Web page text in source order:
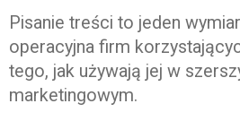
Pisanie treści to jeden
operacyjna firm
tego, jak używają jej w
marketingowym.